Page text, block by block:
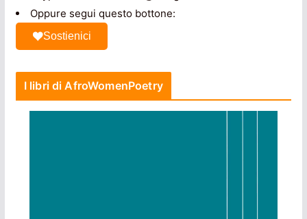
Oppure segui questo bottone:
Sostienici
I libri di AfroWomenPoetry